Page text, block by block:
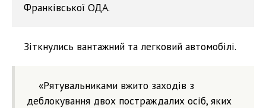
Франківської ОДА.
Зіткнулись вантажний та легковий автомобілі.
«Рятувальниками вжито заходів з
деблокування двох постраждалих осіб, яких